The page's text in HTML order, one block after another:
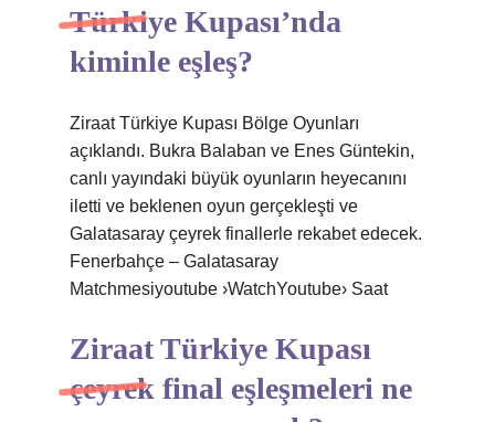
Türkiye Kupası’nda
kiminle eşleş?
Ziraat Türkiye Kupası Bölge Oyunları
açıklandı. Bukra Balaban ve Enes Güntekin,
canlı yayındaki büyük oyunların heyecanını
iletti ve beklenen oyun gerçekleşti ve
Galatasaray çeyrek finallerle rekabet edecek.
Fenerbahçe – Galatasaray
Matchmesiyoutube ›WatchYoutube› Saat
Ziraat Türkiye Kupası
çeyrek final eşleşmeleri ne